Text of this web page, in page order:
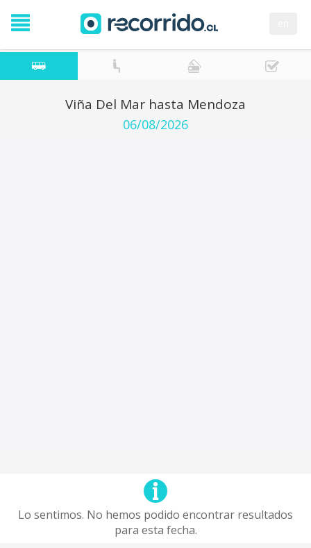
Viña Del Mar hasta Mendoza
06/08/2026
Lo sentimos. No hemos podido encontrar resultados
para esta fecha.